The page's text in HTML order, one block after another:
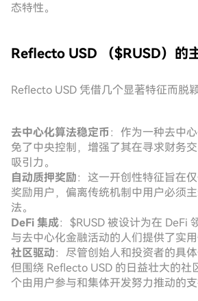
态特性。
Reflecto USD （$RUSD）的
Reflecto USD 凭借几个显著特征而脱颖
去中心化算法稳定币：作为一种去中
免了中央控制，增强了其在寻求财务
吸引力。
自动质押奖励：这一开创性特征旨在
奖励用户，偏离传统机制中用户必须
法。
DeFi 集成：$RUSD 被设计为在 DeFi
与去中心化金融活动的人们提供了实用
社区驱动：尽管创始人和投资者的具
但围绕 Reflecto USD 的日益壮大的社
个由用户参与和集体开发努力推动的支